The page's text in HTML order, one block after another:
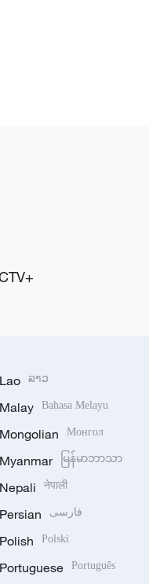
Lao ລາວ
Malay Bahasa Melayu
Mongolian Монгол
Myanmar မြန်မာဘာသာ
Nepali नेपाली
Persian فارسی
Polish Polski
Portuguese Português